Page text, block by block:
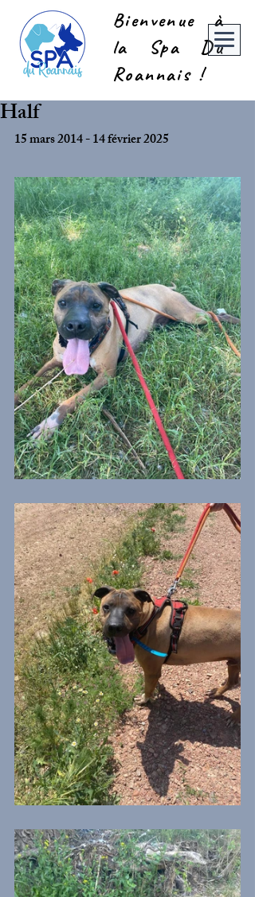
Bienvenue à
la Spa Du
Roannais !
Half
15 mars 2014 - 14 février 2025